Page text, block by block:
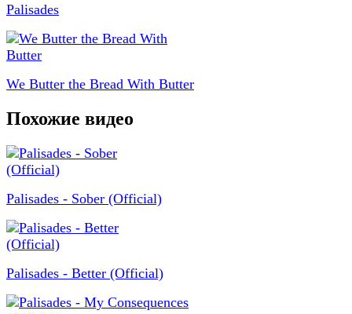
Palisades
We Butter the Bread With Butter
Похожие видео
Palisades - Sober (Official)
Palisades - Better (Official)